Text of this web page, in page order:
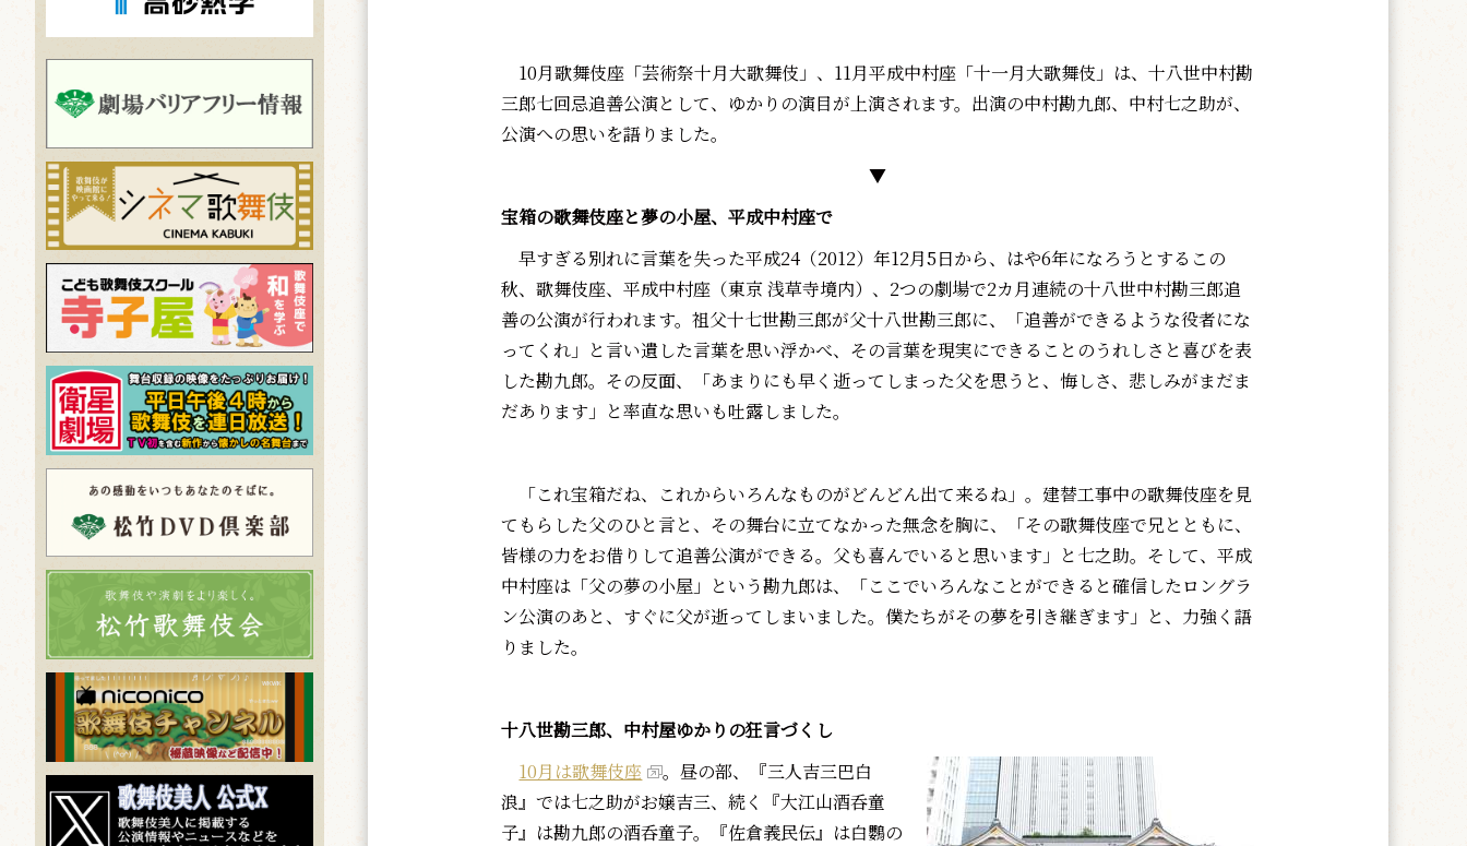
10月歌舞伎座「芸術祭十月大歌舞伎」、11月平成中村座「十一月大歌舞伎」は、十八世中村勘
三郎七回忌追善公演として、ゆかりの演目が上演されます。出演の中村勘九郎、中村七之助が、
公演への思いを語りました。
▼
宝箱の歌舞伎座と夢の小屋、平成中村座で
早すぎる別れに言葉を失った平成24（2012）年12月5日から、はや6年になろうとするこの
秋、歌舞伎座、平成中村座（東京 浅草寺境内）、2つの劇場で2カ月連続の十八世中村勘三郎追
善の公演が行われます。祖父十七世勘三郎が父十八世勘三郎に、「追善ができるような役者にな
ってくれ」と言い遺した言葉を思い浮かべ、その言葉を現実にできることのうれしさと喜びを表
した勘九郎。その反面、「あまりにも早く逝ってしまった父を思うと、悔しさ、悲しみがまだま
だあります」と率直な思いも吐露しました。
「これ宝箱だね、これからいろんなものがどんどん出て来るね」。建替工事中の歌舞伎座を見
てもらした父のひと言と、その舞台に立てなかった無念を胸に、「その歌舞伎座で兄とともに、
皆様の力をお借りして追善公演ができる。父も喜んでいると思います」と七之助。そして、平成
中村座は「父の夢の小屋」という勘九郎は、「ここでいろんなことができると確信したロングラ
ン公演のあと、すぐに父が逝ってしまいました。僕たちがその夢を引き継ぎます」と、力強く語
りました。
十八世勘三郎、中村屋ゆかりの狂言づくし
10月は歌舞伎座
。昼の部、『三人吉三巴白
浪』では七之助がお嬢吉三、続く『大江山酒呑童
子』は勘九郎の酒呑童子。『佐倉義民伝』は白鸚の